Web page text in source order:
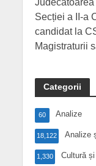
Secției a II-a
candidat la
Magistraturii
Categorii
Analize
60
Analize
18,122
Cultură
1,330